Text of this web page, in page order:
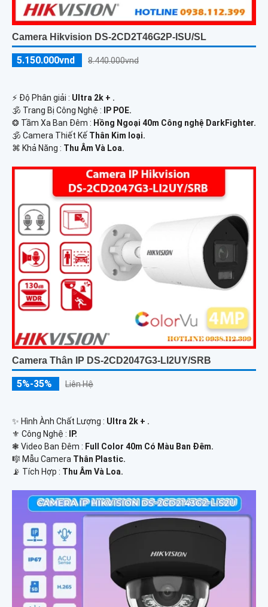
Camera Hikvision DS-2CD2T46G2P-ISU/SL
5.150.000vnd 8.440.000vnd
️⚡ Độ Phân giải : Ultra 2k + .
🕉️ Trang Bị Công Nghệ :
IP POE.
❂ Tầm Xa Ban Đêm : Hồng Ngoại 40m Công nghệ DarkFighter.
🕉️ Camera Thiết Kế Thân Kim loại.
️⌘ Khả Năng : Thu Âm Và Loa.
Camera Thân IP DS-2CD2047G3-LI2UY/SRB
5%-35% Liên Hệ
✨ Hình Ành Chất Lượng : Ultra 2k + .
⚜️ Công Nghệ :
IP.
❃ Video Ban Đêm : Full Color 40m Có Màu Ban Ðêm.
🎼️ Mẫu Camera Thân Plastic.
️📡 Tích Hợp : Thu Âm Và Loa.